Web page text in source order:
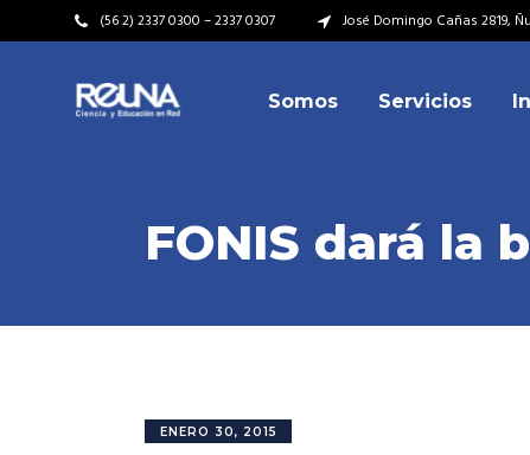
(56 2) 2337 0300 – 2337 0307 José Domingo Cañas 2819,
Somos
Plan Estratégico
Valores
Servicios
Video Institucional
Valores
Cumplimiento Legal
FONIS dará la
ENERO 30, 2015